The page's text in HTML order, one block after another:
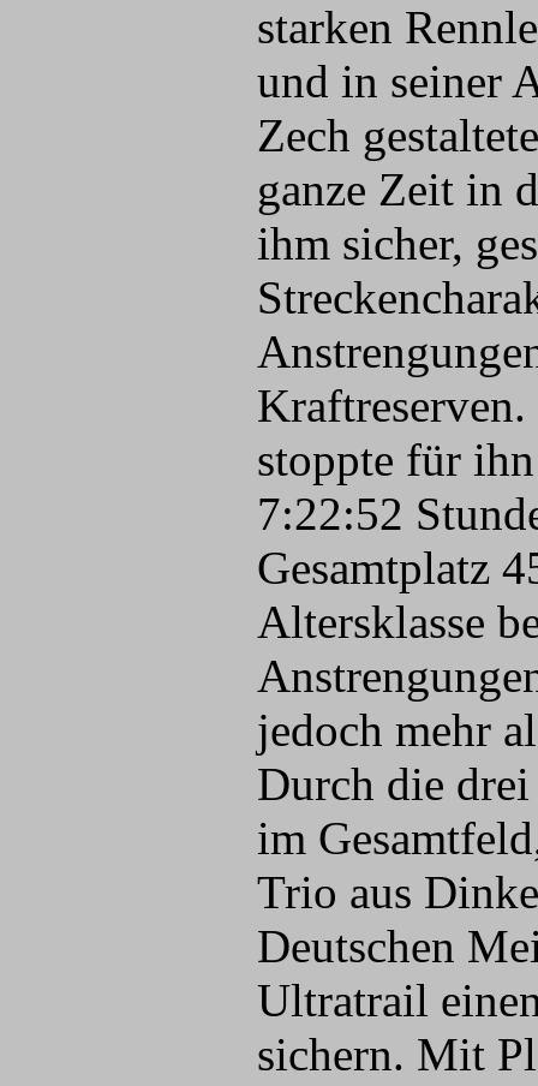
starken
und in seiner
Zech
ganze Zeit in
ihm sicher,
stoppte für ihn
7:22:52
Gesamtplatz
Altersklasse
jedoch mehr
Durch die
im
Trio aus
Deutschen
Ultratrail
sichern. Mit